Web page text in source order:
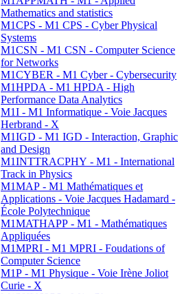
Mathematics and statistics
M1CPS - M1 CPS - Cyber Physical
Systems
M1CSN - M1 CSN - Computer Science
for Networks
M1CYBER - M1 Cyber - Cybersecurity
M1HPDA - M1 HPDA - High
Performance Data Analytics
M1I - M1 Informatique - Voie Jacques
Herbrand - X
M1IGD - M1 IGD - Interaction, Graphic
and Design
M1INTTRACPHY - M1 - International
Track in Physics
M1MAP - M1 Mathématiques et
Applications - Voie Jacques Hadamard -
École Polytechnique
M1MATHAPP - M1 - Mathématiques
Appliquées
M1MPRI - M1 MPRI - Foudations of
Computer Science
M1P - M1 Physique - Voie Irène Joliot
Curie - X